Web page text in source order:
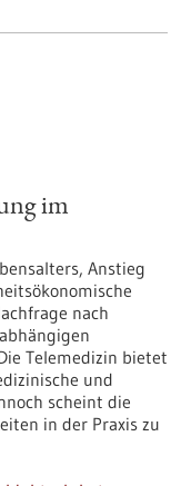
im
Anstieg
nach
Telemedizin bietet
und
scheint die
in der Praxis zu